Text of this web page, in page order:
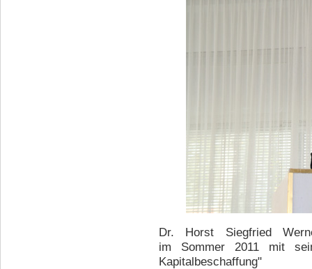
Dr. Horst Siegfried
im Sommer 2011 mit
Kapitalbeschaffung"